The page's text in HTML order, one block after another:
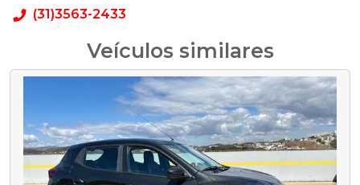
(31)3563-2433
Veículos similares